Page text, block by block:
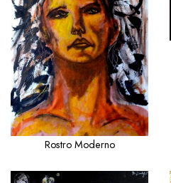
Rostro Moderno